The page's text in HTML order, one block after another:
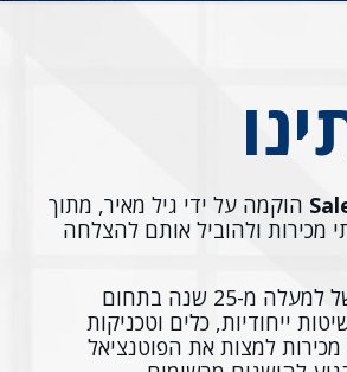
הוקמה על ידי גיל מאיר, מתוך
מכירות ולהוביל אותם להצלחה
עם ניסיון עשיר של למעלה מ-25 שנה בתחום
ייחודיות, כלים וטכניקות
למצות את הפוטנציאל